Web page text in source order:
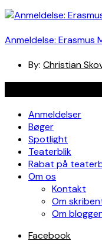
Anmeldelse:
By: Christian
Anmeldelser
Bøger
Spotlight
Teaterblik
Rabat på
Om os
Kontakt
Om
Om
Facebook